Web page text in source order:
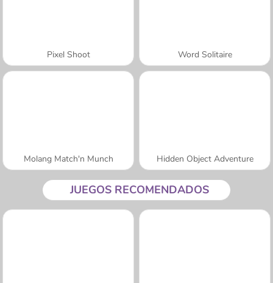
Pixel Shoot Word Solitaire
Molang Match'n Munch Hidden Object Adventure
JUEGOS RECOMENDADOS